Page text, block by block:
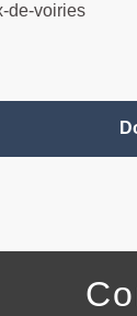
de-voiries